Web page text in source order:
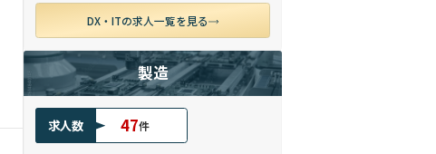
DX・ITの求人一覧を見る
製造
求人数 47件